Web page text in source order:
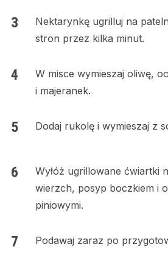
Nektarynkę ugrilluj na
stron przez kilka minut.
W misce wymieszaj oliwę,
i majeranek.
Dodaj rukolę i wymieszaj z
Wyłóż ugrillowane ćwiartki
wierzch, posyp boczkiem i
piniowymi.
Podawaj zaraz po